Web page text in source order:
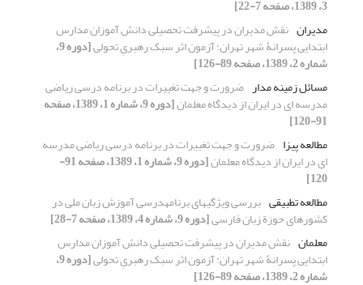
3، 1389، صفحه 7-22]
مدیران نقش مدیران در پیشرفت تحصیلی دانش آموزان مدارس
ابتدایی پسرانۀ شهر تهران: آزمون اثر سبک رهبریِ تحولی [دوره 9،
شماره 2، 1389، صفحه 89-126]
مسائل زمینه مدار ضرورت و جهت تغییرات در برنامه درسی ریاضی
مدرسه ای در ایران از دیدگاه معلمان [دوره 9، شماره 1، 1389، صفحه
91-120]
مطالعه پیزا ضرورت و جهت تغییرات در برنامه درسی ریاضی مدرسه
ای در ایران از دیدگاه معلمان [دوره 9، شماره 1، 1389، صفحه 91-
120]
مطالعه تطبیقی بررسی ویژگیهای برنامهدرسی آموزش زبان ملی در
کشورهای حوزة زبان فارسی[دوره 9، شماره 4، 1389، صفحه 7-28]
معلمان نقش مدیران در پیشرفت تحصیلی دانش آموزان مدارس
ابتدایی پسرانۀ شهر تهران: آزمون اثر سبک رهبریِ تحولی [دوره 9،
شماره 2، 1389، صفحه 89-126]